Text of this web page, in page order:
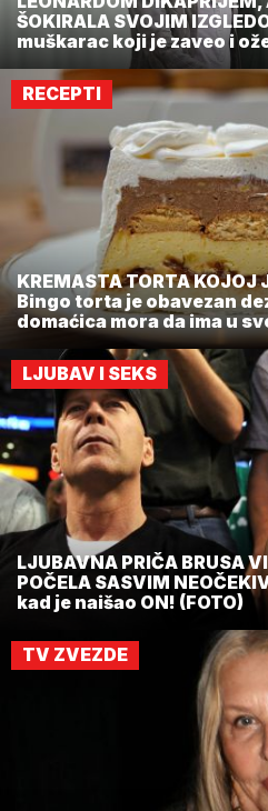
ŠOKIRALA SVOJIM
muškarac koji je zaveo i
RECEPTI
KREMASTA TORTA KOJOJ
Bingo torta je obavezan
domaćica mora da ima u
LJUBAV I SEKS
LJUBAVNA PRIČA BRUSA
POČELA SASVIM
kad je naišao ON! (FOTO)
TV ZVEZDE